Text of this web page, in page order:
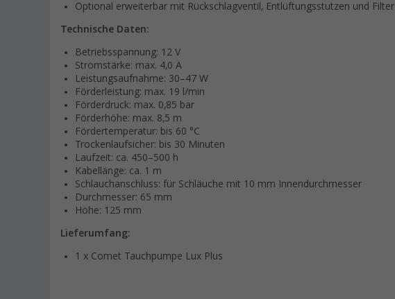
Optional erweiterbar mit Rückschlagventil, Entlüftungsstutzen und Filter
Technische Daten:
Betriebsspannung: 12 V
Stromstärke: max. 4,0 A
Leistungsaufnahme: 30–47 W
Förderleistung: max. 19 l/min
Förderdruck: max. 0,85 bar
Förderhöhe: max. 8,5 m
Fördertemperatur: bis 60 °C
Trockenlaufsicher: bis 30 Minuten
Laufzeit: ca. 450–500 h
Kabellänge: ca. 1 m
Schlauchanschluss: für Schläuche mit 10 mm Innendurchmesser
Durchmesser: 65 mm
Höhe: 125 mm
Lieferumfang:
1 x Comet Tauchpumpe Lux Plus